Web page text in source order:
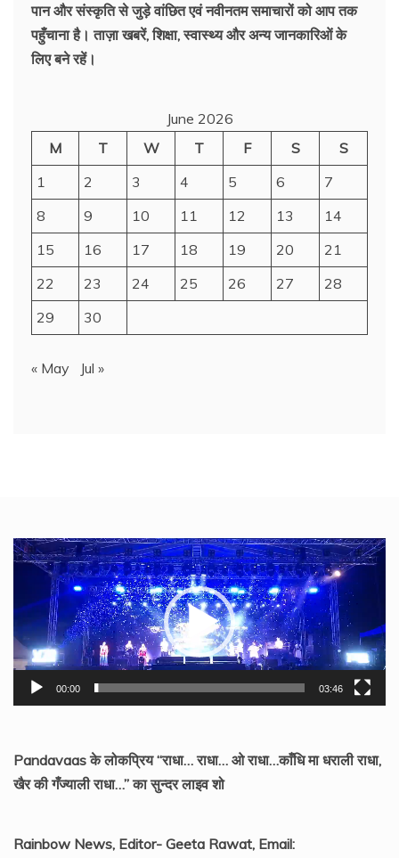
पान और संस्कृति से जुड़े वांछित एवं नवीनतम समाचारों को आप तक
पहुँचाना है। ताज़ा खबरें, शिक्षा, स्वास्थ्य और अन्य जानकारिओं के
लिए बने रहें।
June 2026
M
T W T F S
S
1
2 3 4 5 6
7
8
9 10 11 12 13
14
15
16 17 18 19 20
21
22
23 24 25 26 27
28
29
30
« May Jul »
Video
Player
00:00 03:46
Pandavaas के लोकप्रिय “राधा… राधा… ओ राधा…काँधि मा धराली राधा,
खैर की गँज्याली राधा…” का सुन्दर लाइव शो
Rainbow News, Editor- Geeta Rawat, Email: